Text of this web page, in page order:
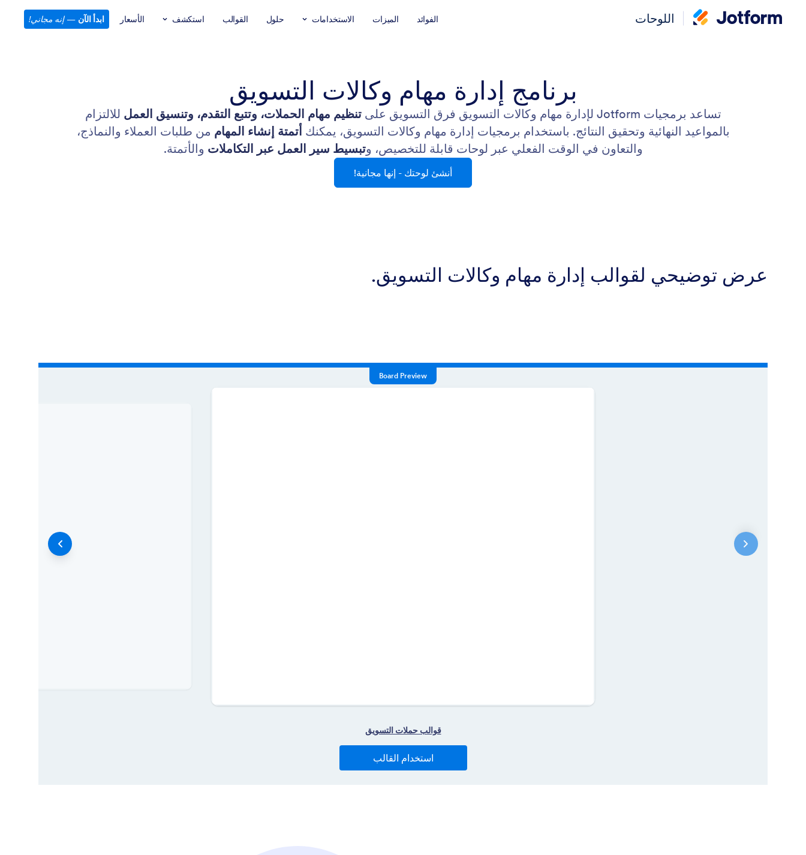
اللوحات الفوائد الميزات الاستخدامات حلول القوالب استكشف الأسعار ابدأ الآن —إنه مجاني!
برنامج إدارة مهام وكالات التسويق
تساعد برمجيات Jotform لإدارة مهام وكالات التسويق فرق التسويق على تنظيم مهام الحملات، وتتبع التقدم، وتنسيق العمل للالتزام
بالمواعيد النهائية وتحقيق النتائج. باستخدام برمجيات إدارة مهام وكالات التسويق، يمكنك أتمتة إنشاء المهام من طلبات العملاء والنماذج،
والتعاون في الوقت الفعلي عبر لوحات قابلة للتخصيص، وتبسيط سير العمل عبر التكاملات والأتمتة.
أنشئ لوحتك - إنها مجانية!
عرض توضيحي لقوالب إدارة مهام وكالات التسويق.